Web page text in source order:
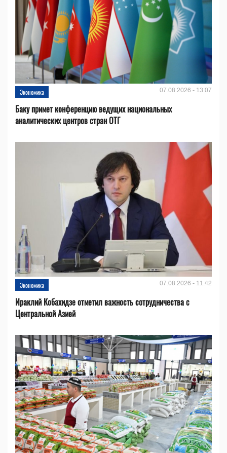
Экономика 07.08.2026 - 13:07
Баку примет конференцию ведущих национальных
аналитических центров стран ОТГ
Экономика 07.08.2026 - 11:42
Ираклий Кобахидзе отметил важность сотрудничества с
Центральной Азией